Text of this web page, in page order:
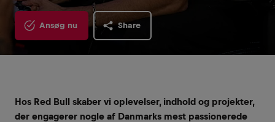
Ansøg nu Share
Hos Red Bull skaber vi oplevelser, indhold og projekter,
der engagerer nogle af Danmarks mest passionerede